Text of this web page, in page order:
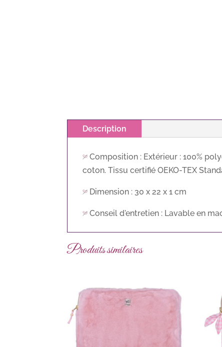
Description
Composition : Extérieur : 100%
coton. Tissu certifié OEKO-TEX
Dimension : 30 x 22 x 1 cm
Conseil d'entretien : Lavable en
Produits similaires